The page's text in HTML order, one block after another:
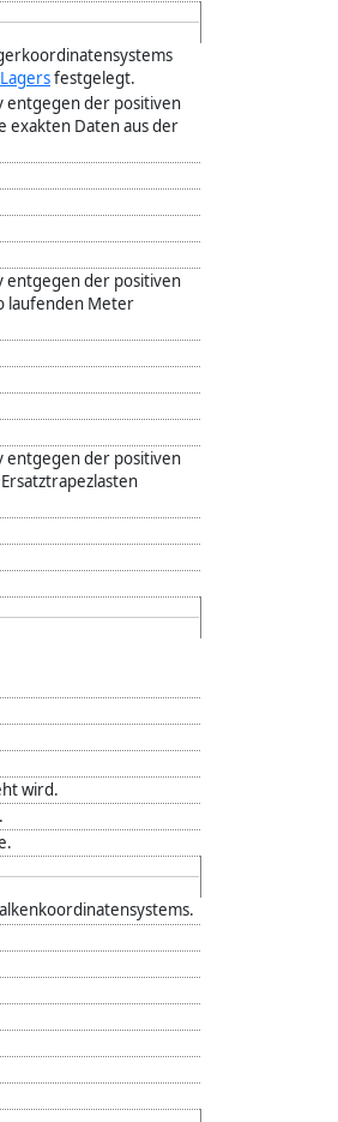
Lagersfestgelegt.
entgegen der positiven
exakten Daten aus der
entgegen der positiven
laufenden Meter
entgegen der positiven
wird.